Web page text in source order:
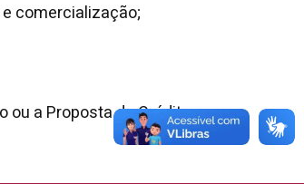
comercialização;
ou a Proposta de Crédito.